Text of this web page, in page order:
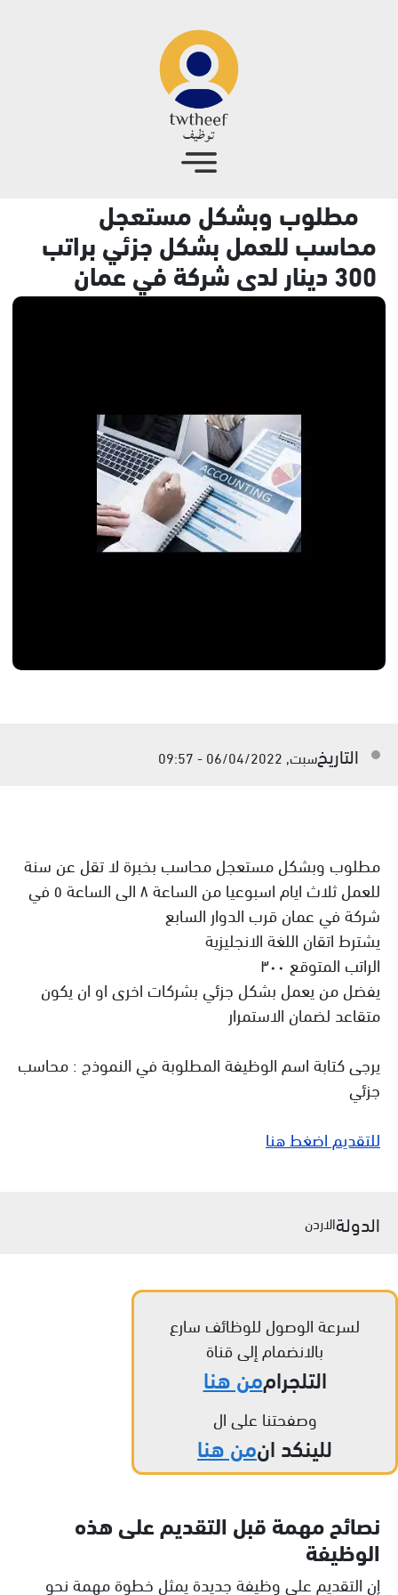
مطلوب وبشكل مستعجل
محاسب للعمل بشكل جزئي براتب
300 دينار لدى شركة في عمان
التاريخسبت, 06/04/2022 - 09:57
مطلوب وبشكل مستعجل محاسب بخبرة لا تقل عن سنة
للعمل ثلاث ايام اسبوعيا من الساعة ٨ الى الساعة ٥ في
شركة في عمان قرب الدوار السابع
يشترط اتقان اللغة الانجليزية
الراتب المتوقع ٣٠٠
يفضل من يعمل بشكل جزئي بشركات اخرى او ان يكون
متقاعد لضمان الاستمرار
يرجى كتابة اسم الوظيفة المطلوبة في النموذج : محاسب
جزئي
للتقديم اضغط هنا
الدولةالاردن
لسرعة الوصول للوظائف سارع
بالانضمام إلى قناة
التلجراممن هنا
وصفحتنا على ال
للينكد انمن هنا
نصائح مهمة قبل التقديم على هذه
الوظيفة
إن التقديم على وظيفة جديدة يمثل خطوة مهمة نحو